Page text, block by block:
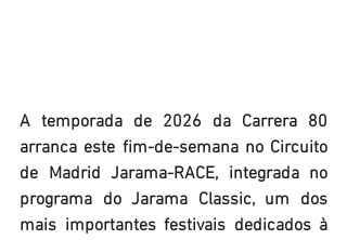
A temporada de 2026 da Carrera 80
arranca este fim-de-semana no Circuito
de Madrid Jarama-RACE, integrada no
programa do Jarama Classic, um dos
mais importantes festivais dedicados à